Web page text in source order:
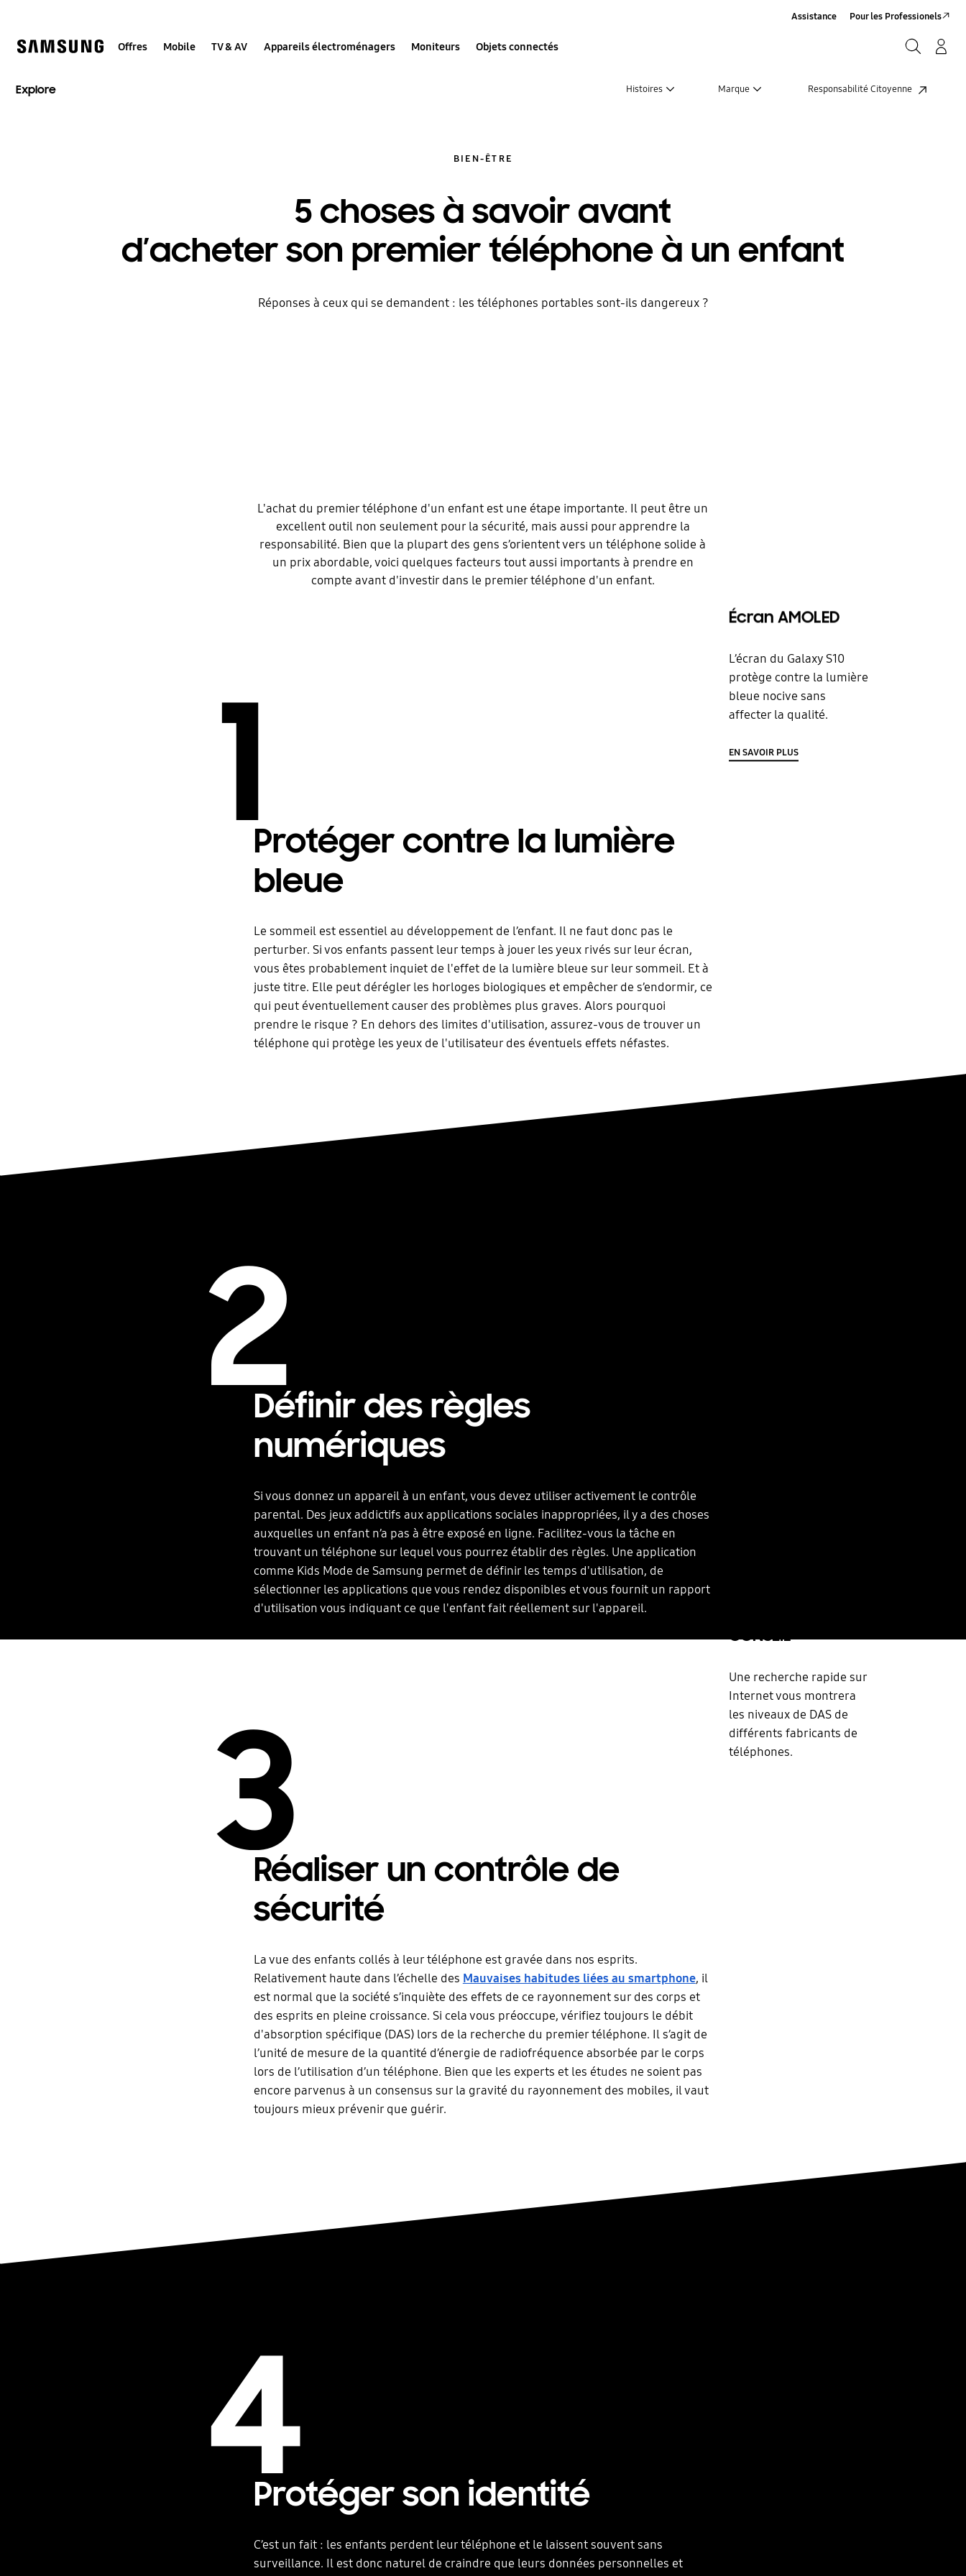
Offres Mobile TV & AV Appareils électroménagers Moniteurs Objets connectés
Assistance Pour les Professionels
Explore Histoires Marque Responsabilité Citoyenne
BIEN-ÊTRE
5 choses à savoir avant
d’acheter son premier téléphone à un enfant
Réponses à ceux qui se demandent : les téléphones portables sont-ils dangereux ?
L'achat du premier téléphone d'un enfant est une étape importante. Il peut être un
excellent outil non seulement pour la sécurité, mais aussi pour apprendre la
responsabilité. Bien que la plupart des gens s’orientent vers un téléphone solide à
un prix abordable, voici quelques facteurs tout aussi importants à prendre en
compte avant d'investir dans le premier téléphone d'un enfant.
Écran AMOLED
L’écran du Galaxy S10
protège contre la lumière
bleue nocive sans
affecter la qualité.
EN SAVOIR PLUS
1Protéger contre la lumière
bleue
Le sommeil est essentiel au développement de l’enfant. Il ne faut donc pas le
perturber. Si vos enfants passent leur temps à jouer les yeux rivés sur leur écran,
vous êtes probablement inquiet de l'effet de la lumière bleue sur leur sommeil. Et à
juste titre. Elle peut dérégler les horloges biologiques et empêcher de s’endormir, ce
qui peut éventuellement causer des problèmes plus graves. Alors pourquoi
prendre le risque ? En dehors des limites d'utilisation, assurez-vous de trouver un
téléphone qui protège les yeux de l'utilisateur des éventuels effets néfastes.
2Définir des règles
numériques
Si vous donnez un appareil à un enfant, vous devez utiliser activement le contrôle
parental. Des jeux addictifs aux applications sociales inappropriées, il y a des choses
auxquelles un enfant n’a pas à être exposé en ligne. Facilitez-vous la tâche en
trouvant un téléphone sur lequel vous pourrez établir des règles. Une application
comme Kids Mode de Samsung permet de définir les temps d'utilisation, de
sélectionner les applications que vous rendez disponibles et vous fournit un rapport
d'utilisation vous indiquant ce que l'enfant fait réellement sur l'appareil.
CONSEIL
Une recherche rapide sur
Internet vous montrera
les niveaux de DAS de
différents fabricants de
téléphones.
3Réaliser un contrôle de
sécurité
La vue des enfants collés à leur téléphone est gravée dans nos esprits.
Relativement haute dans l’échelle des Mauvaises habitudes liées au smartphone, il
est normal que la société s’inquiète des effets de ce rayonnement sur des corps et
des esprits en pleine croissance. Si cela vous préoccupe, vérifiez toujours le débit
d'absorption spécifique (DAS) lors de la recherche du premier téléphone. Il s’agit de
l’unité de mesure de la quantité d’énergie de radiofréquence absorbée par le corps
lors de l’utilisation d’un téléphone. Bien que les experts et les études ne soient pas
encore parvenus à un consensus sur la gravité du rayonnement des mobiles, il vaut
toujours mieux prévenir que guérir.
4Protéger son identité
C’est un fait : les enfants perdent leur téléphone et le laissent souvent sans
surveillance. Il est donc naturel de craindre que leurs données personnelles et